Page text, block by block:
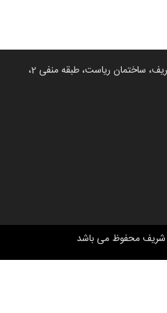
خیابان آزادی، دانشگاه صنعتی شریف، ساختمان ریاست، طبقه منفی 2،
شریف محفوظ می باشد